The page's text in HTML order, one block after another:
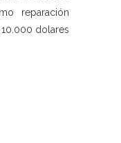
reparación
dolares